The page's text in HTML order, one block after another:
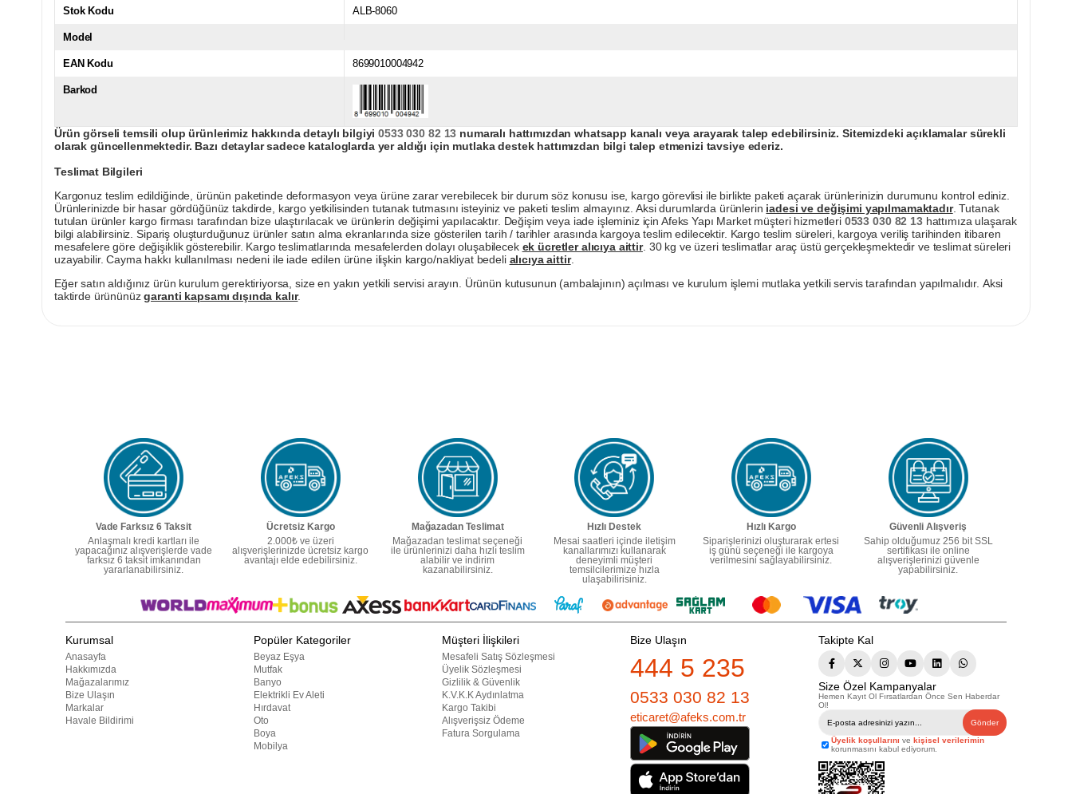
Stok Kodu ALB-8060
Model
EAN Kodu 8699010004942
Barkod
Ürün görseli temsili olup ürünlerimiz hakkında detaylı bilgiyi0533 030 82 13 numaralı hattımızdan whatsapp kanalı veya arayarak talep edebilirsiniz. Sitemizdeki açıklamalar sürekli
olarak güncellenmektedir. Bazı detaylar sadece kataloglarda yer aldığı için mutlaka destek hattımızdan bilgi talep etmenizi tavsiye ederiz.
Teslimat Bilgileri
Kargonuz teslim edildiğinde, ürünün paketinde deformasyon veya ürüne zarar verebilecek bir durum söz konusu ise, kargo görevlisi ile birlikte paketi açarak ürünlerinizin durumunu kontrol ediniz.
Ürünlerinizde bir hasar gördüğünüz takdirde, kargo yetkilisinden tutanak tutmasını isteyiniz ve paketi teslim almayınız. Aksi durumlarda ürünlerin iadesi ve değişimi yapılmamaktadır. Tutanak
tutulan ürünler kargo firması tarafından bize ulaştırılacak ve ürünlerin değişimi yapılacaktır. Değişim veya iade işleminiz için Afeks Yapı Market müşteri hizmetleri 0533 030 82 13hattımıza ulaşarak
bilgi alabilirsiniz. Sipariş oluşturduğunuz ürünler satın alma ekranlarında size gösterilen tarih / tarihler arasında kargoya teslim edilecektir. Kargo teslim süreleri, kargoya veriliş tarihinden itibaren
mesafelere göre değişiklik gösterebilir. Kargo teslimatlarında mesafelerden dolayı oluşabilecek ek ücretler alıcıya aittir. 30 kg ve üzeri teslimatlar araç üstü gerçekleşmektedir ve teslimat süreleri
uzayabilir. Cayma hakkı kullanılması nedeni ile iade edilen ürüne ilişkin kargo/nakliyat bedeli alıcıya aittir.
Eğer satın aldığınız ürün kurulum gerektiriyorsa, size en yakın yetkili servisi arayın. Ürünün kutusunun (ambalajının) açılması ve kurulum işlemi mutlaka yetkili servis tarafından yapılmalıdır. Aksi
taktirde ürününüzgaranti kapsamı dışında kalır.
Vade Farksız 6 Taksit
Anlaşmalı kredi kartları ile
yapacağınız alışverişlerde vade
farksız 6 taksit imkanından
yararlanabilirsiniz.
Ücretsiz Kargo
2.000₺ ve üzeri
alışverişlerinizde ücretsiz kargo
avantajı elde edebilirsiniz.
Mağazadan Teslimat
Mağazadan teslimat seçeneği
ile ürünlerinizi daha hızlı teslim
alabilir ve indirim
kazanabilirsiniz.
Hızlı Destek
Mesai saatleri içinde iletişim
kanallarımızı kullanarak
deneyimli müşteri
temsilcilerimize hızla
ulaşabilirisiniz.
Hızlı Kargo
Siparişlerinizi oluşturarak ertesi
iş günü seçeneği ile kargoya
verilmesini sağlayabilirsiniz.
Güvenli Alışveriş
Sahip olduğumuz 256 bit SSL
sertifikası ile online
alışverişlerinizi güvenle
yapabilirsiniz.
Kurumsal
Anasayfa
Hakkımızda
Mağazalarımız
Bize Ulaşın
Markalar
Havale Bildirimi
Popüler Kategoriler
Beyaz Eşya
Mutfak
Banyo
Elektrikli Ev Aleti
Hırdavat
Oto
Boya
Mobilya
Müşteri İlişkileri
Mesafeli Satış Sözleşmesi
Üyelik Sözleşmesi
Gizlilik & Güvenlik
K.V.K.K Aydınlatma
Kargo Takibi
Alışverişsiz Ödeme
Fatura Sorgulama
Bize Ulaşın
444 5 235
0533 030 82 13
eticaret@afeks.com.tr
Takipte Kal
Size Özel Kampanyalar
Hemen Kayıt Ol Fırsatlardan Önce Sen Haberdar
Ol!
Gönder
Üyelik koşullarını ve kişisel verilerimin
korunmasını kabul ediyorum.